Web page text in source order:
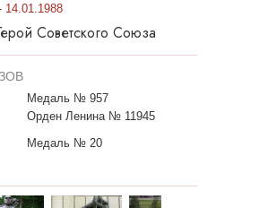
14.01.1988
Советского Союза
Медаль № 957
Орден Ленина № 11945
Медаль № 20